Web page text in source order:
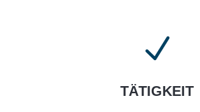
N
TÄTIGKEIT